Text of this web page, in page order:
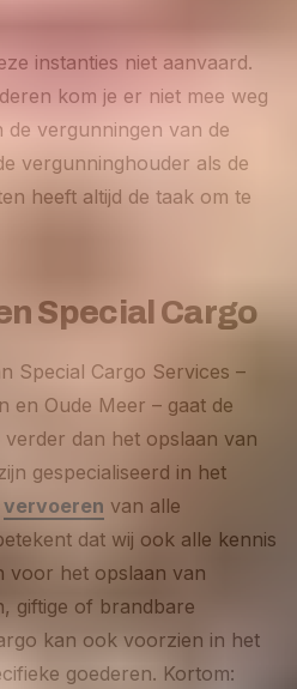
instanties niet aanvaard.
kom je er niet mee weg
de vergunningen van de
vergunninghouder als de
heeft altijd de taak om te
Special Cargo
Special Cargo Services –
en Oude Meer – gaat de
dan het opslaan van
gespecialiseerd in het
vervoeren van alle
dat wij ook alle kennis
voor het opslaan van
giftige of brandbare
kan ook voorzien in het
goederen. Kortom: